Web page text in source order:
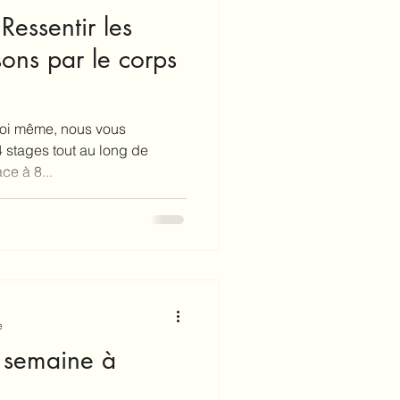
les
par le corps
même, nous vous
stages tout au long de
à 8...
à